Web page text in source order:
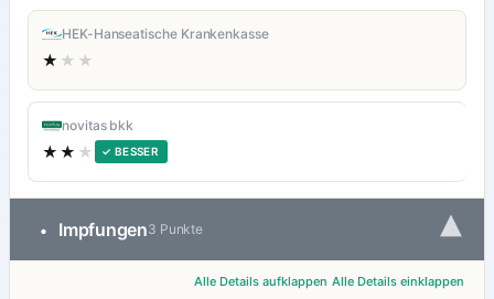
HEK-Hanseatische Krankenkasse
★ ★★
novitas bkk
★★ ★ ✓ BESSER
• Impfungen3 Punkte ▾
Alle Details aufklappen Alle Details einklappen